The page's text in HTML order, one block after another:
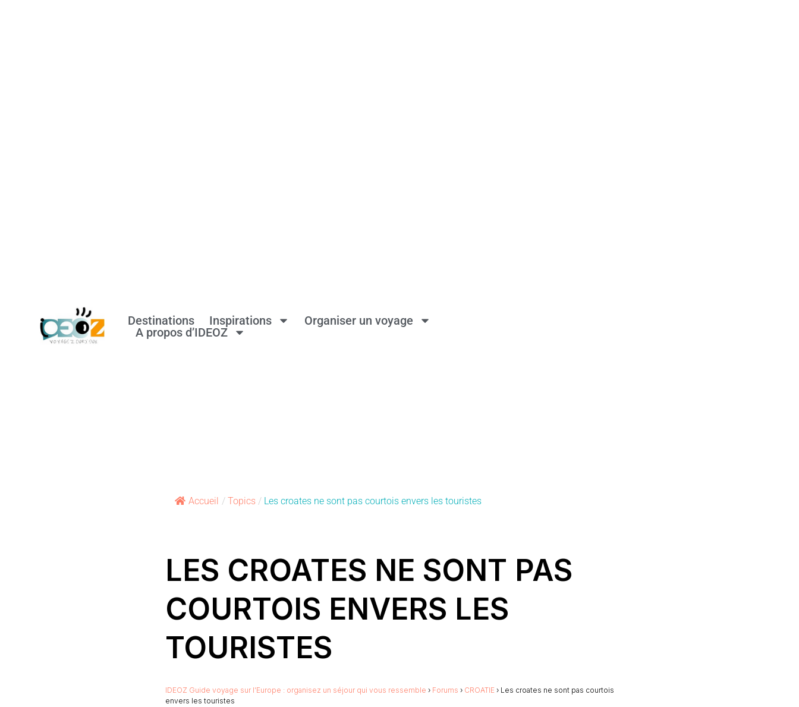
Destinations Inspirations
Organiser un voyage
A propos d’IDEOZ
Accueil / Topics / Les croates ne sont pas courtois envers les touristes
LES CROATES NE SONT PAS
COURTOIS ENVERS LES
TOURISTES
IDEOZ Guide voyage sur l’Europe : organisez un séjour qui vous ressemble › Forums › CROATIE › Les croates ne sont pas courtois
envers les touristes